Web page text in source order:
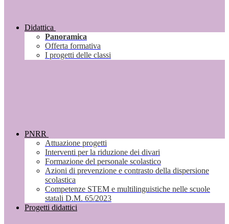
Didattica
Panoramica
Offerta formativa
I progetti delle classi
PNRR
Attuazione progetti
Interventi per la riduzione dei divari
Formazione del personale scolastico
Azioni di prevenzione e contrasto della dispersione
scolastica
Competenze STEM e multilinguistiche nelle scuole
statali D.M. 65/2023
Progetti didattici